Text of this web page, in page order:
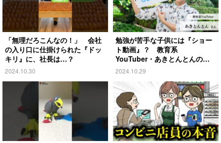
「無理だろこんなの！」 会社
の入り口に仕掛けられた『ドッ
キリ』に、社長は…？
2024.10.30
勉強が苦手な子供には『ショー
ト動画』？ 教育系
YouTuber・あきとんとんの戦
略とは
2024.10.29